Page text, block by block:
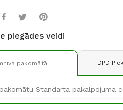
piegādes veidi
pakomātā DPD
pakomātu Standarta pakalpojuma